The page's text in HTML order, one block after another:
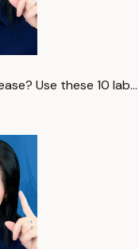
Use these 10 lab…